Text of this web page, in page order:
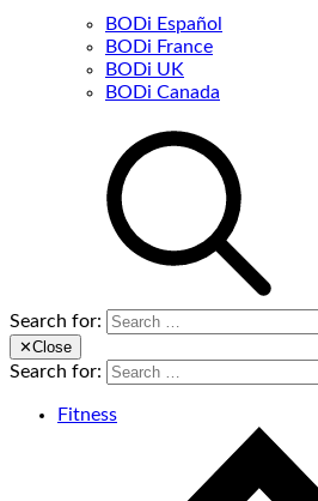
BODi Español
BODi France
BODi UK
BODi Canada
Search for:
✕Close
Search for:
Fitness